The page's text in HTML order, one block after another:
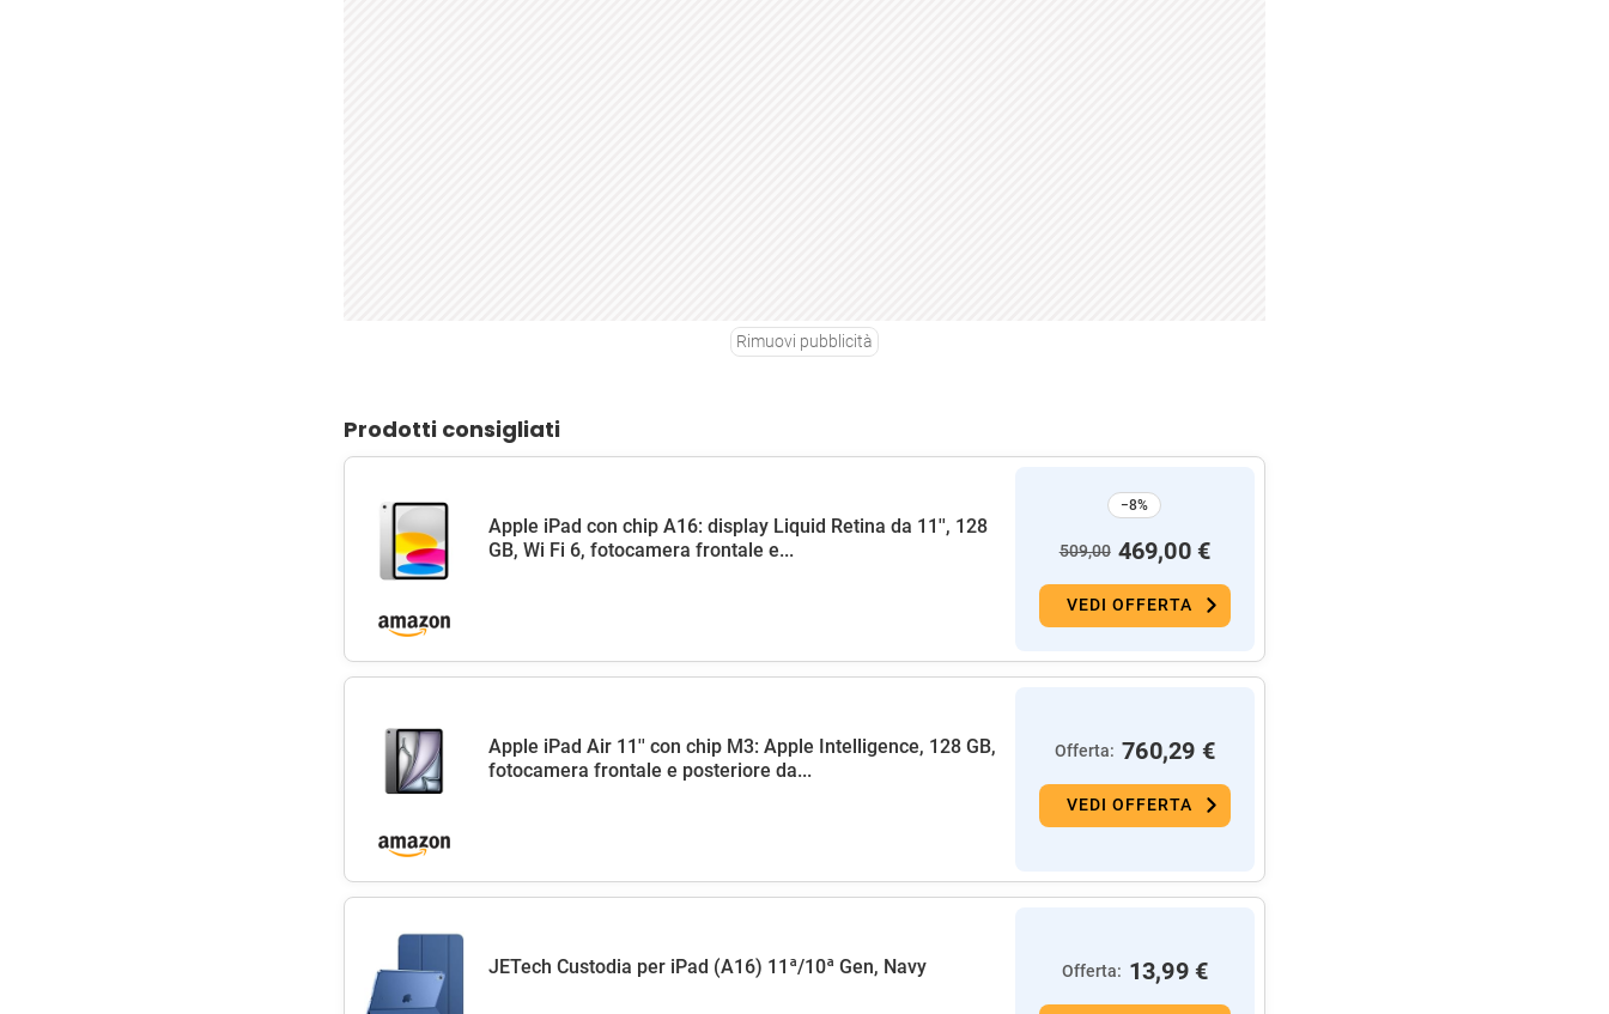
Rimuovi pubblicità
Prodotti consigliati
Apple iPad con chip A16: display Liquid Retina da 11'', 128
GB, Wi Fi 6, fotocamera frontale e...
−8%
509,00 469,00 €
VEDI OFFERTA
Apple iPad Air 11'' con chip M3: Apple Intelligence, 128 GB,
fotocamera frontale e posteriore da...
Offerta: 760,29 €
VEDI OFFERTA
JETech Custodia per iPad (A16) 11ª/10ª Gen, Navy Offerta: 13,99 €